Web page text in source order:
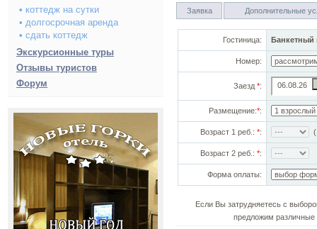
• коттедж на сутки
• долгосрочная аренда
• сдать коттедж
Экскурсионные туры
Отзывы туристов
Форум
Заявка Дополнительные
Гостиница: Банкетный
Номер:
Заезд *:
Размещение:*:
Возраст 1 реб.: *:
Возраст 2 реб.: *:
Форма оплаты:
Если Вы затрудняетесь с
предложим различные